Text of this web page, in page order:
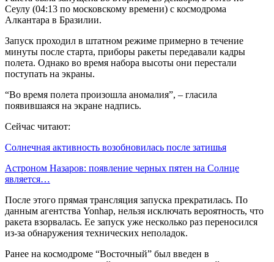
Сеулу (04:13 по московскому времени) с космодрома
Алкантара в Бразилии.
Запуск проходил в штатном режиме примерно в течение
минуты после старта, приборы ракеты передавали кадры
полета. Однако во время набора высоты они перестали
поступать на экраны.
“Во время полета произошла аномалия”, – гласила
появившаяся на экране надпись.
Сейчас читают:
Солнечная активность возобновилась после затишья
Астроном Назаров: появление черных пятен на Солнце
является…
После этого прямая трансляция запуска прекратилась. По
данным агентства Yonhap, нельзя исключать вероятность, что
ракета взорвалась. Ее запуск уже несколько раз переносился
из-за обнаружения технических неполадок.
Ранее на космодроме “Восточный” был введен в